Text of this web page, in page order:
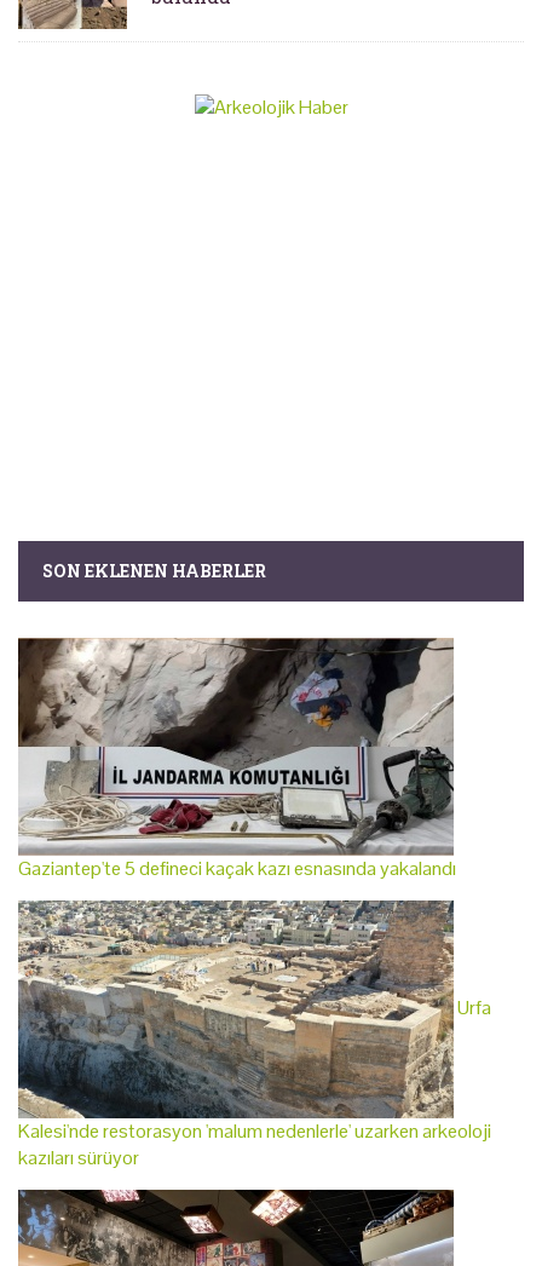
SON EKLENEN HABERLER
Gaziantep'te 5 defineci kaçak kazı esnasında yakalandı
Urfa
Kalesi'nde restorasyon 'malum nedenlerle' uzarken arkeoloji
kazıları sürüyor